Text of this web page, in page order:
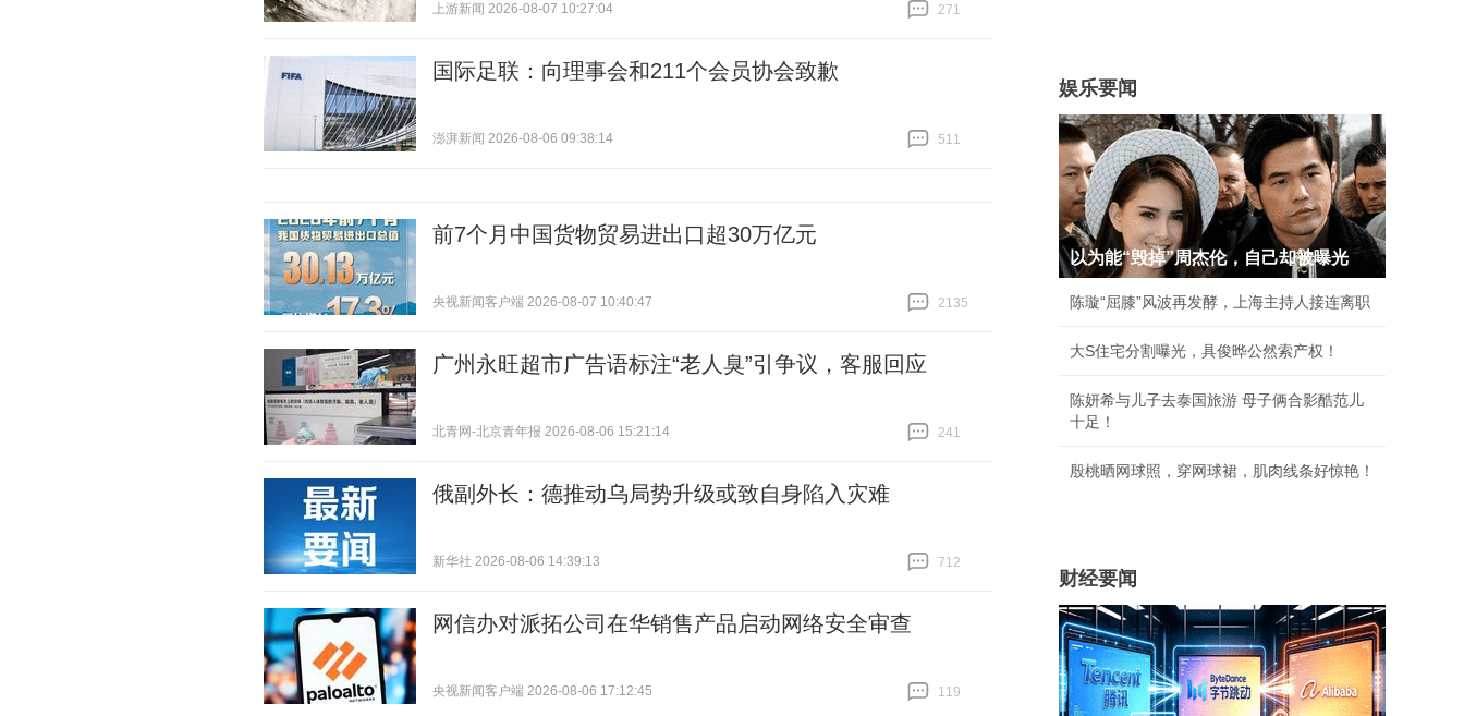
上游新闻 2026-08-07 10:27:04
271
国际足联：向理事会和211个会员协会致歉
澎湃新闻 2026-08-06 09:38:14
511
前7个月中国货物贸易进出口超30万亿元
央视新闻客户端 2026-08-07 10:40:47
2135
广州永旺超市广告语标注“老人臭”引争议，客服回应
北青网-北京青年报 2026-08-06 15:21:14
241
俄副外长：德推动乌局势升级或致自身陷入灾难
新华社 2026-08-06 14:39:13
712
网信办对派拓公司在华销售产品启动网络安全审查
央视新闻客户端 2026-08-06 17:12:45
119
娱乐要闻
以为能“毁掉”周杰伦，自己却被曝光
陈璇“屈膝”风波再发酵，上海主持人接连离职
大S住宅分割曝光，具俊晔公然索产权！
陈妍希与儿子去泰国旅游 母子俩合影酷范儿
十足！
殷桃晒网球照，穿网球裙，肌肉线条好惊艳！
财经要闻